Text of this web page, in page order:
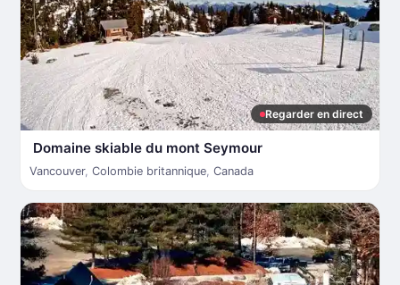
Regarder en direct
Domaine skiable du mont Seymour
Vancouver, Colombie britannique, Canada